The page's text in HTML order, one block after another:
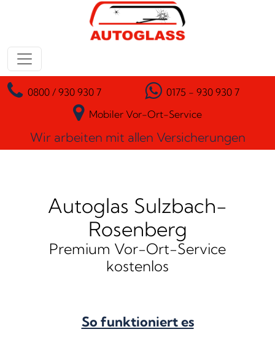
Zum Inhalt springen
Hauptnavigation
0800 / 930 930 7
0175 - 930 930 7
Mobiler Vor-Ort-Service
Wir arbeiten mit allen Versicherungen
Autoglas Sulzbach-
Rosenberg
Premium Vor-Ort-Service
kostenlos
So funktioniert es